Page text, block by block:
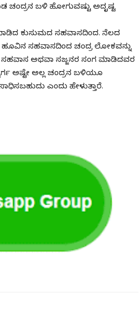
ಬಳಿ ಹೋಗುವಷ್ಟು ಅದೃಷ್ಟ
ಕುಸುಮದ ಸಹವಾಸದಿಂದ. ನೆಲದ
ಸಹವಾಸದಿಂದ ಚಂದ್ರ ಲೋಕವನ್ನು
ಸಹವಾಸ ಅಥವಾ ಸಜ್ಜನರ ಸಂಗ ಮಾಡಿದವರ
ಅಷ್ಟೇ ಅಲ್ಲ ಚಂದ್ರನ ಬಳಿಯೂ
ಎಂದು ಹೇಳುತ್ತಾರೆ.